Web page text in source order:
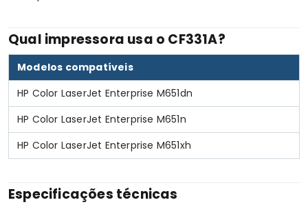
Qual impressora usa o CF331A?
Modelos compatíveis
HP Color LaserJet Enterprise M651dn
HP Color LaserJet Enterprise M651n
HP Color LaserJet Enterprise M651xh
Especificações técnicas